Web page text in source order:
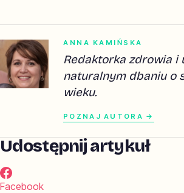
ANNA KAMIŃSKA
Redaktorka zdrowia i
naturalnym dbaniu o
wieku.
POZNAJ AUTORA →
Udostępnij artykuł
Facebook